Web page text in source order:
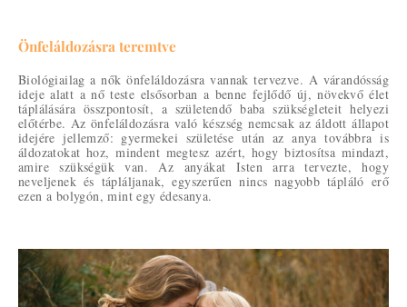
Önfeláldozásra teremtve
Biológiailag a nők önfeláldozásra vannak tervezve. A várandósság
ideje alatt a nő teste elsősorban a benne fejlődő új, növekvő élet
táplálására összpontosít, a születendő baba szükségleteit helyezi
előtérbe. Az önfeláldozásra való készség nemcsak az áldott állapot
idejére jellemző: gyermekei születése után az anya továbbra is
áldozatokat hoz, mindent megtesz azért, hogy biztosítsa mindazt,
amire szükségük van. Az anyákat Isten arra tervezte, hogy
neveljenek és tápláljanak, egyszerűen nincs nagyobb tápláló erő
ezen a bolygón, mint egy édesanya.